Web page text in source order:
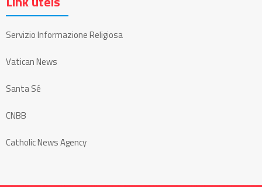
Servizio Informazione Religiosa
Vatican News
Santa Sé
CNBB
Catholic News Agency